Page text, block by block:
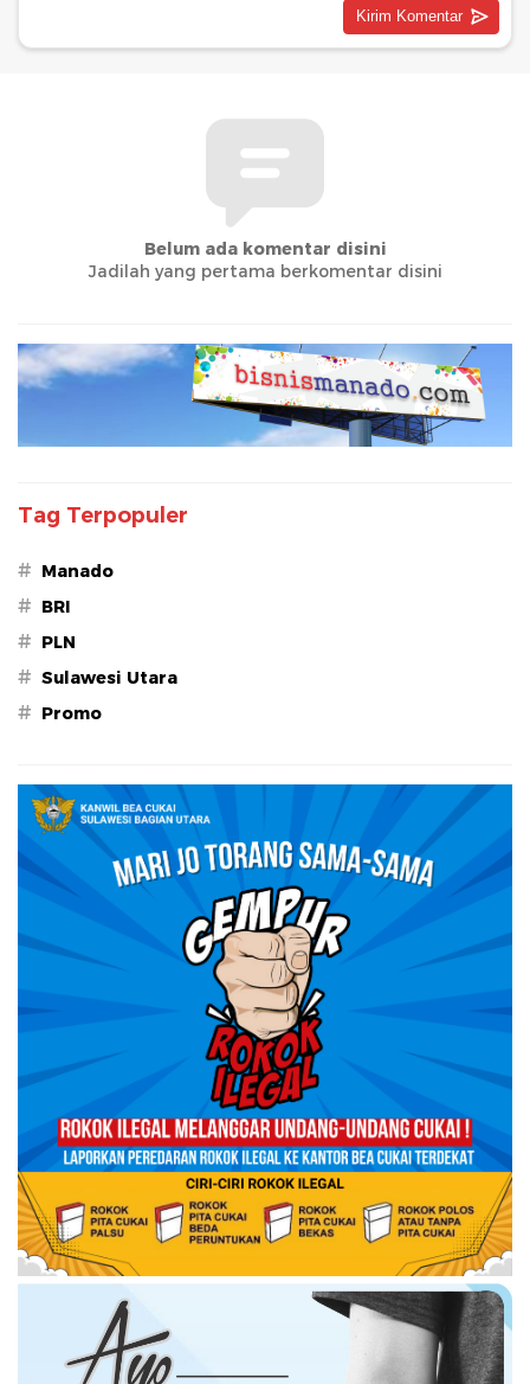
Belum ada komentar disini
Jadilah yang pertama berkomentar disini
Tag Terpopuler
# Manado
# BRI
# PLN
# Sulawesi Utara
# Promo